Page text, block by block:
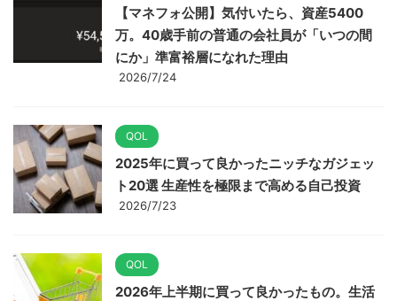
【マネフォ公開】気付いたら、資産5400
万。40歳手前の普通の会社員が「いつの間
にか」準富裕層になれた理由
2026/7/24
QOL
2025年に買って良かったニッチなガジェッ
ト20選 生産性を極限まで高める自己投資
2026/7/23
QOL
2026年上半期に買って良かったもの。生活